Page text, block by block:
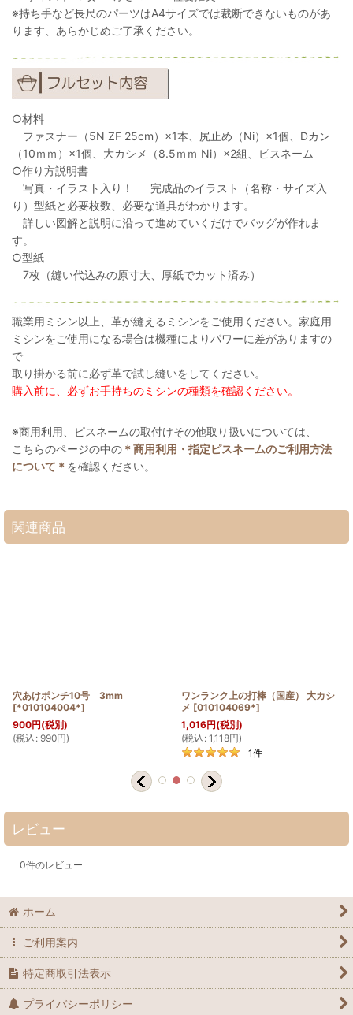
※持ち手など長尺のパーツはA4サイズでは裁断できないものがあ
ります、あらかじめご了承ください。
○材料
ファスナー（5N ZF 25cm）×1本、尻止め（Ni）×1個、Dカン
（10ｍｍ）×1個、大カシメ（8.5ｍｍ Ni）×2組、ピスネーム
○作り方説明書
写真・イラスト入り！ 完成品のイラスト（名称・サイズ入
り）型紙と必要枚数、必要な道具がわかります。
詳しい図解と説明に沿って進めていくだけでバッグが作れま
す。
○型紙
7枚（縫い代込みの原寸大、厚紙でカット済み）
職業用ミシン以上、革が縫えるミシンをご使用ください。家庭用
ミシンをご使用になる場合は機種によりパワーに差がありますの
で
取り掛かる前に必ず革で試し縫いをしてください。
購入前に、必ずお手持ちのミシンの種類を確認ください。
※商用利用、ピスネームの取付けその他取り扱いについては、
こちらのページの中の ＊商用利用・指定ピスネームのご利用方法
について＊ を確認ください。
関連商品
穴あけポンチ10号 3mm
[*010104004*]
900円(税別)
(税込 : 990円)
ワンランク上の打棒（国産） 大カシ
メ [010104069*]
1,016円(税別)
(税込 : 1,118円)
1件
レビュー
0件のレビュー
ホーム
ご利用案内
特定商取引法表示
プライバシーポリシー